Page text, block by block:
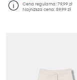
Cena regularna:79,99 zł
Najniższa cena:59,99 zł